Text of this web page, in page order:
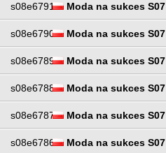
s08e6791 Moda na sukces S07
s08e6790 Moda na sukces S07
s08e6789 Moda na sukces S07
s08e6788 Moda na sukces S07
s08e6787 Moda na sukces S07
s08e6786 Moda na sukces S07